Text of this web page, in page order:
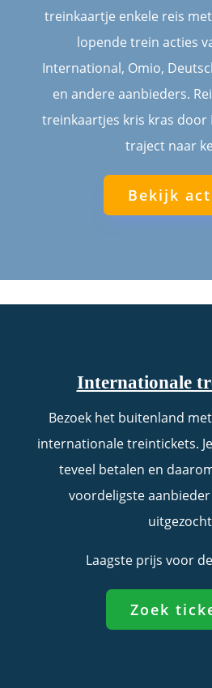
treinkaartje enkele reis
lopende trein acties
International, Omio,
en andere aanbieders.
treinkaartjes kris kras door
traject naar
Bekijk
Internationale
Bezoek het buitenland
internationale treintickets.
teveel betalen en
voordeligste
Laagste prijs voor
Zoek